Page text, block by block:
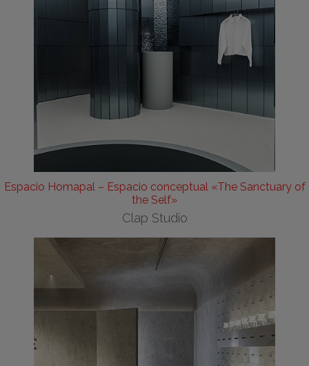
Espacio Homapal – Espacio conceptual «The Sanctuary of
the Self»
Clap Studio